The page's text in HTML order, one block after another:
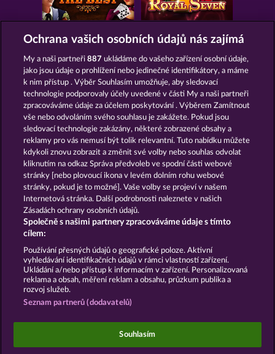
GOLDEN EI OF
MOORHUHN
FOREVER
DIAMONDS
Zobrazit všechny hry
Podmínky Prohlášení o ochraně údajů
Kontakt Společnost Časté dotazy
Facebook
Podat Žádost o Odstoupení
Sociální kasinové hry jsou určeny výhradně k
zábavním účelům a nemají vůbec žádný vliv na
Ochrana vašich osobních údajů nás zajímá
My a naši partneři887 ukládáme do vašeho zařízení osobní údaje,
jako jsou údaje o prohlížení nebo jedinečné identifikátory, a máme
k nim přístup . Výběr Souhlasím umožňuje, aby sledovací
technologie podporovaly účely uvedené v části My a naši partneři
zpracováváme údaje za účelem poskytování . Výběrem Zamítnout
vše nebo odvoláním svého souhlasu je zakážete. Pokud jsou
sledovací technologie zakázány, některé zobrazené obsahy a
reklamy pro vás nemusí být tolik relevantní. Tuto nabídku můžete
kdykoli znovu zobrazit a změnit své volby nebo souhlas odvolat
kliknutím na odkaz Správa předvoleb ve spodní části webové
stránky [nebo plovoucí ikona v levém dolním rohu webové
stránky, pokud je to možné]. Vaše volby se projeví v našem
Internetová stránka. Další podrobnosti naleznete v našich
Zásadách ochrany osobních údajů.
Společně s našimi partnery zpracováváme údaje s tímto
cílem:
Používání přesných údajů o geografické poloze. Aktivní
vyhledávání identifikačních údajů v rámci vlastností zařízení.
Ukládání a/nebo přístup k informacím v zařízení. Personalizovaná
reklama a obsah, měření reklam a obsahu, průzkum publika a
rozvoj služeb.
Seznam partnerů (dodavatelů)
Souhlasím